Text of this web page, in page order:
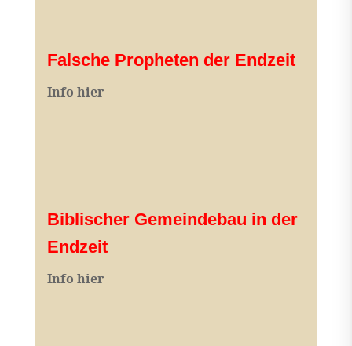
Falsche Propheten der Endzeit
Info hier
Biblischer Gemeindebau in der
Endzeit
Info hier